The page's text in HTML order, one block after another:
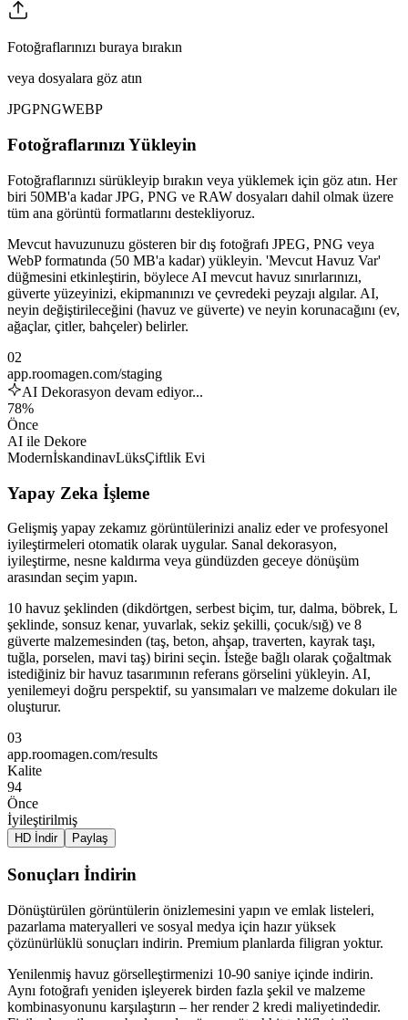
Fotoğraflarınızı buraya bırakın
veya dosyalara göz atın
JPGPNGWEBP
Fotoğraflarınızı Yükleyin
Fotoğraflarınızı sürükleyip bırakın veya yüklemek için göz atın. Her
biri 50MB'a kadar JPG, PNG ve RAW dosyaları dahil olmak üzere
tüm ana görüntü formatlarını destekliyoruz.
Mevcut havuzunuzu gösteren bir dış fotoğrafı JPEG, PNG veya
WebP formatında (50 MB'a kadar) yükleyin. 'Mevcut Havuz Var'
düğmesini etkinleştirin, böylece AI mevcut havuz sınırlarınızı,
güverte yüzeyinizi, ekipmanınızı ve çevredeki peyzajı algılar. AI,
neyin değiştirileceğini (havuz ve güverte) ve neyin korunacağını (ev,
ağaçlar, çitler, bahçeler) belirler.
02
app.roomagen.com/staging
AI Dekorasyon devam ediyor...
78%
Önce
AI ile Dekore
ModernİskandinavLüksÇiftlik Evi
Yapay Zeka İşleme
Gelişmiş yapay zekamız görüntülerinizi analiz eder ve profesyonel
iyileştirmeleri otomatik olarak uygular. Sanal dekorasyon,
iyileştirme, nesne kaldırma veya gündüzden geceye dönüşüm
arasından seçim yapın.
10 havuz şeklinden (dikdörtgen, serbest biçim, tur, dalma, böbrek, L
şeklinde, sonsuz kenar, yuvarlak, sekiz şekilli, çocuk/sığ) ve 8
güverte malzemesinden (taş, beton, ahşap, traverten, kayrak taşı,
tuğla, porselen, mavi taş) birini seçin. İsteğe bağlı olarak çoğaltmak
istediğiniz bir havuz tasarımının referans görselini yükleyin. AI,
yenilemeyi doğru perspektif, su yansımaları ve malzeme dokuları ile
oluşturur.
03
app.roomagen.com/results
Kalite
94
Önce
İyileştirilmiş
HD İndir Paylaş
Sonuçları İndirin
Dönüştürülen görüntülerin önizlemesini yapın ve emlak listeleri,
pazarlama materyalleri ve sosyal medya için hazır yüksek
çözünürlüklü sonuçları indirin. Premium planlarda filigran yoktur.
Yenilenmiş havuz görselleştirmenizi 10-90 saniye içinde indirin.
Aynı fotoğrafı yeniden işleyerek birden fazla şekil ve malzeme
kombinasyonunu karşılaştırın – her render 2 kredi maliyetindedir.